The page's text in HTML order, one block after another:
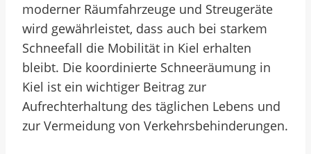
moderner Räumfahrzeuge und Streugeräte
wird gewährleistet, dass auch bei starkem
Schneefall die Mobilität in Kiel erhalten
bleibt. Die koordinierte Schneeräumung in
Kiel ist ein wichtiger Beitrag zur
Aufrechterhaltung des täglichen Lebens und
zur Vermeidung von Verkehrsbehinderungen.